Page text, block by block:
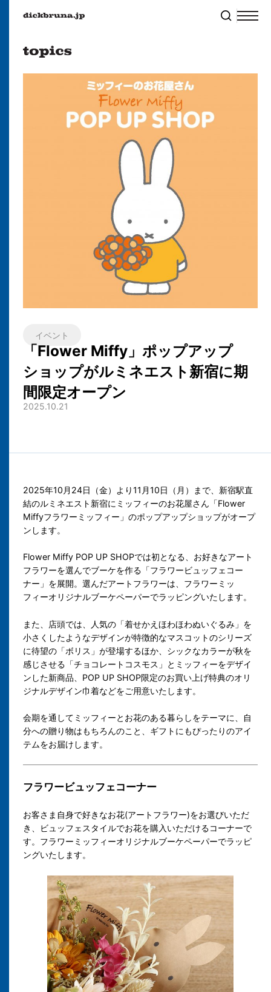
イベント
「Flower Miffy」ポップアップ
ショップがルミネエスト新宿に期
間限定オープン
2025.10.21
2025年10月24日（金）より11月10日（月）まで、新宿駅直
結のルミネエスト新宿にミッフィーのお花屋さん「Flower
Miffyフラワーミッフィー」のポップアップショップがオープ
ンします。
Flower Miffy POP UP SHOPでは初となる、お好きなアート
フラワーを選んでブーケを作る「フラワービュッフェコー
ナー」を展開。選んだアートフラワーは、フラワーミッ
フィーオリジナルブーケペーパーでラッピングいたします。
また、店頭では、人気の「着せかえほわほわぬいぐるみ」を
小さくしたようなデザインが特徴的なマスコットのシリーズ
に待望の「ボリス」が登場するほか、シックなカラーが秋を
感じさせる「チョコレートコスモス」とミッフィーをデザイ
ンした新商品、POP UP SHOP限定のお買い上げ特典のオリ
ジナルデザイン巾着などをご用意いたします。
会期を通してミッフィーとお花のある暮らしをテーマに、自
分への贈り物はもちろんのこと、ギフトにもぴったりのアイ
テムをお届けします。
フラワービュッフェコーナー
お客さま自身で好きなお花(アートフラワー)をお選びいただ
き、ビュッフェスタイルでお花を購入いただけるコーナーで
す。フラワーミッフィーオリジナルブーケペーパーでラッピ
ングいたします。